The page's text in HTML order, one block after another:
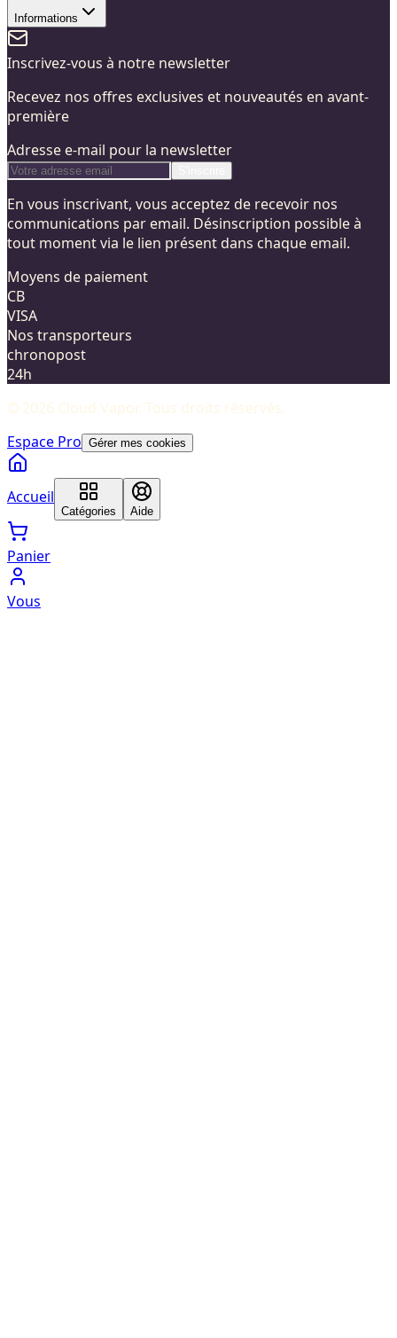
Informations
Inscrivez-vous à notre newsletter
Recevez nos offres exclusives et nouveautés en avant-
première
Adresse e-mail pour la newsletter
En vous inscrivant, vous acceptez de recevoir nos
communications par email. Désinscription possible à
tout moment via le lien présent dans chaque email.
Moyens de paiement
CB
VISA
Nos transporteurs
chronopost
24h
© 2026 Cloud Vapor. Tous droits réservés.
Espace Pro Gérer mes cookies
Accueil
Catégories Aide
Panier
Vous